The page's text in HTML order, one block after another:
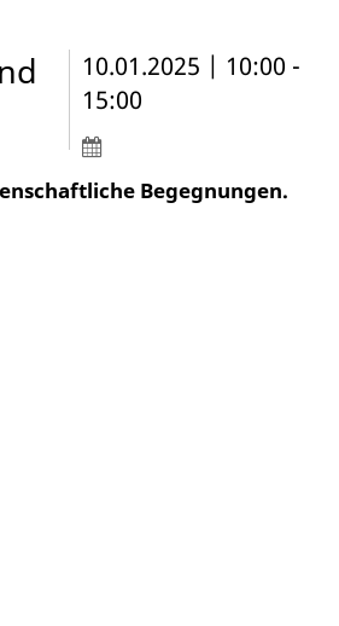
10.01.2025 | 10:00 -
15:00
Begegnungen.